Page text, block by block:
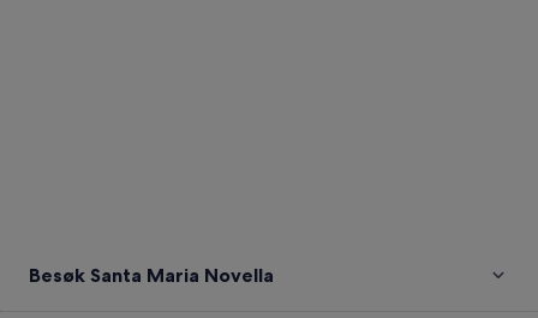
Besøk Santa Maria Novella